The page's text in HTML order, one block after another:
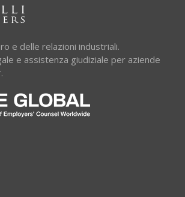
e delle relazioni industriali.
e assistenza giudiziale per aziende